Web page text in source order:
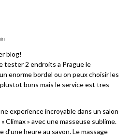
blog!
tester 2 endroits a Prague le
enorme bordel ou on peux choisir les
bons mais le service est tres
experience incroyable dans un salon
Climax » avec une masseuse sublime.
d’une heure au savon. Le massage